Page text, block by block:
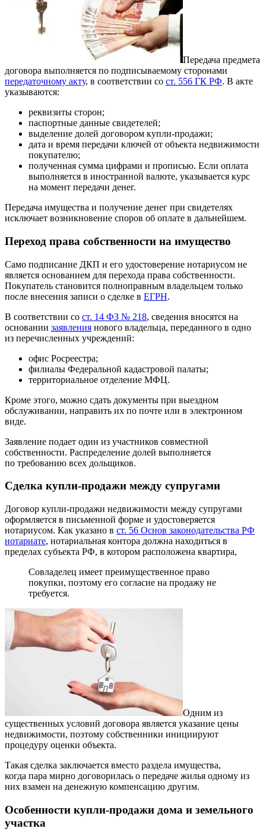
Передача предмета
договора выполняется по подписываемому сторонами
передаточному акту, в соответствии со ст. 556 ГК РФ. В акте
указываются:
реквизиты сторон;
паспортные данные свидетелей;
выделение долей договором купли-продажи;
дата и время передачи ключей от объекта недвижимости
покупателю;
полученная сумма цифрами и прописью. Если оплата
выполняется в иностранной валюте, указывается курс
на момент передачи денег.
Передача имущества и получение денег при свидетелях
исключает возникновение споров об оплате в дальнейшем.
Переход права собственности на имущество
Само подписание ДКП и его удостоверение нотариусом не
является основанием для перехода права собственности.
Покупатель становится полноправным владельцем только
после внесения записи о сделке в ЕГРН.
В соответствии со ст. 14 ФЗ № 218, сведения вносятся на
основании заявления нового владельца, переданного в одно
из перечисленных учреждений:
офис Росреестра;
филиалы Федеральной кадастровой палаты;
территориальное отделение МФЦ.
Кроме этого, можно сдать документы при выездном
обслуживании, направить их по почте или в электронном
виде.
Заявление подает один из участников совместной
собственности. Распределение долей выполняется
по требованию всех дольщиков.
Сделка купли-продажи между супругами
Договор купли-продажи недвижимости между супругами
оформляется в письменной форме и удостоверяется
нотариусом. Как указано в ст. 56 Основ законодательства РФ
нотариате, нотариальная контора должна находиться в
пределах субъекта РФ, в котором расположена квартира,
Совладелец имеет преимущественное право
покупки, поэтому его согласие на продажу не
требуется.
Одним из
существенных условий договора является указание цены
недвижимости, поэтому собственники инициируют
процедуру оценки объекта.
Такая сделка заключается вместо раздела имущества,
когда пара мирно договорилась о передаче жилья одному из
них взамен на денежную компенсацию другим.
Особенности купли-продажи дома и земельного
участка